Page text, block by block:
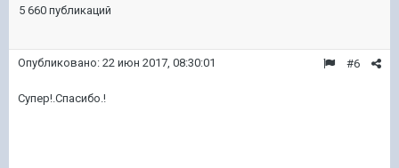
5 660 публикаций
#6
Опубликовано: 22 июн 2017, 08:30:01
Супер!.Спасибо.!